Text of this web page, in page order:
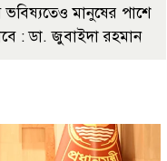
ভবিষ্যতেও মানুষের পাশে
: ডা. জুবাইদা রহমান